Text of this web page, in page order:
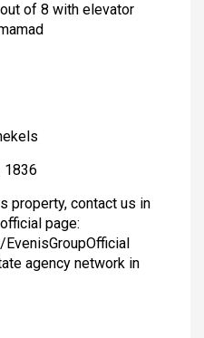
of 8 with elevator
1836
property, contact us in
page:
agency network in